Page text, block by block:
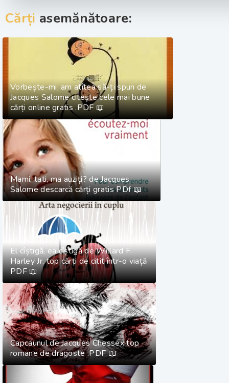
Cărți asemănătoare:
Vorbește-mi, am atîtea să-ți spun de
Jacques Salome citește cele mai bune
cărți online gratis .PDF 📖
Mami, tati, ma auziți? de Jacques
Salome descarcă cărți gratis PDf 📖
El cîștigă, ea cîștigă de Willard F.
Harley Jr. top cărți de citit într-o viață
PDF 📖
Capcaunul de Jacques Chessex top
romane de dragoste .PDF 📖